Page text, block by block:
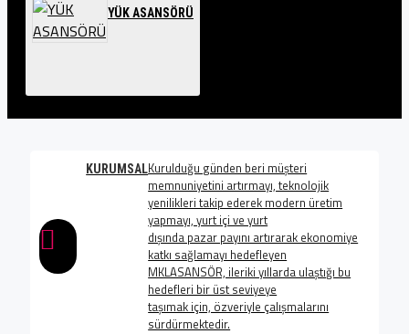
YÜK ASANSÖRÜ
KURUMSALKurulduğu günden beri müşteri
memnuniyetini artırmayı, teknolojik
yenilikleri takip ederek modern üretim
yapmayı, yurt içi ve yurt
dışında pazar payını artırarak ekonomiye
katkı sağlamayı hedefleyen
MKLASANSÖR, ileriki yıllarda ulaştığı bu
hedefleri bir üst seviyeye
taşımak için, özveriyle çalışmalarını
sürdürmektedir.